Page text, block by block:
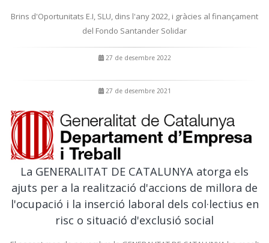
Brins d'Oportunitats E.I, SLU, dins l'any 2022, i gràcies al finançament
del Fondo Santander Solidar
27 de desembre 2022
27 de desembre 2021
La GENERALITAT DE CATALUNYA atorga els
ajuts per a la realització d'accions de millora de
l'ocupació i la inserció laboral dels col·lectius en
risc o situació d'exclusió social